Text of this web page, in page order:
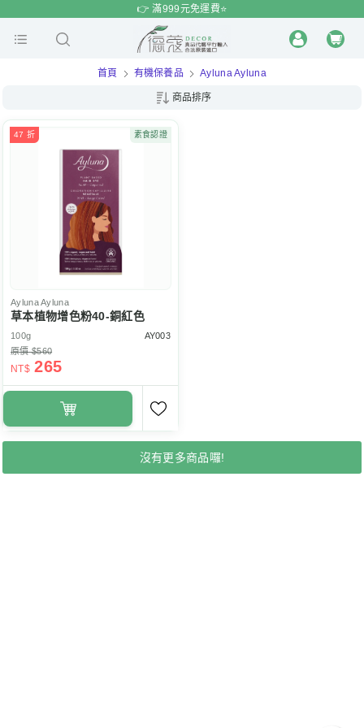
$
$
時 特賣
👉 滿999元免運費⭐️
首頁 有機保養品 Ayluna Ayluna
商品排序
素食認證
47 折
AylunaAyluna
草本植物增色粉40-銅紅色
100g
AY003
原價 $560
NT$ 265
沒有更多商品囉!